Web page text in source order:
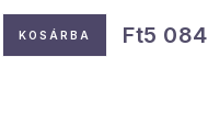
KOSÁRBA Ft5 084